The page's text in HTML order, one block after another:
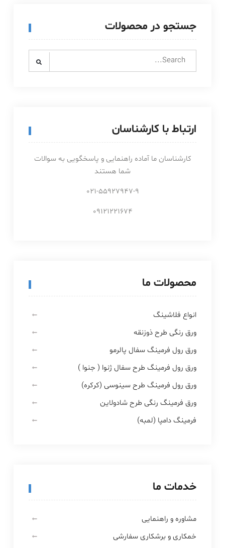
جستجو در محصولات
Search
ارتباط با کارشناسان
کارشناسان ما آماده راهنمایی و پاسخگویی به سوالات
شما هستند
021-55927947-9
09121221674
محصولات ما
انواع فلاشینگ
ورق رنگی طرح ذوزنقه
ورق رول فرمینگ سفال پالرمو
ورق رول فرمینگ طرح سفال ژنوا ( جنوا )
ورق رول فرمینگ طرح سینوسی (کرکره)
ورق فرمینگ رنگی طرح شادولاین
فرمینگ دامپا (لمبه)
خدمات ما
مشاوره و راهنمایی
خمکاری و برشکاری سفارشی